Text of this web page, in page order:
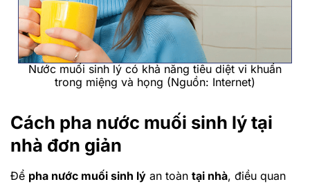
Nước muối sinh lý có khả năng tiêu diệt vi khuẩn
trong miệng và họng (Nguồn: Internet)
Cách pha nước muối sinh lý tại
nhà đơn giản
Để pha nước muối sinh lý an toàn tại nhà, điều quan